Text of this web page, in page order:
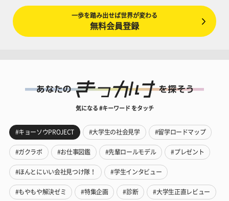
一歩を踏み出せば世界が変わる
無料会員登録
気になる #キーワード をタッチ
#キョーソウPROJECT #大学生の社会見学 #留学ロードマップ
#ガクラボ #お仕事図鑑 #先輩ロールモデル #プレゼント
#ほんとにいい会社見つけ隊！ #学生インタビュー
#もやもや解決ゼミ #特集企画 #診断 #大学生正直レビュー